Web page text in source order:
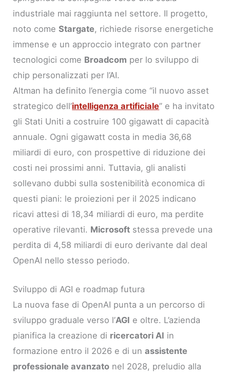
industriale mai raggiunta nel settore. Il progetto,
noto comeStargate, richiede risorse energetiche
immense e un approccio integrato con partner
tecnologici come Broadcom per lo sviluppo di
chip personalizzati per l’AI.
Altman ha definito l’energia come “il nuovo asset
strategico dell’intelligenza artificiale” e ha invitato
gli Stati Uniti a costruire 100 gigawatt di capacità
annuale. Ogni gigawatt costa in media 36,68
miliardi di euro, con prospettive di riduzione dei
costi nei prossimi anni. Tuttavia, gli analisti
sollevano dubbi sulla sostenibilità economica di
questi piani: le proiezioni per il 2025 indicano
ricavi attesi di 18,34 miliardi di euro, ma perdite
operative rilevanti. Microsoft stessa prevede una
perdita di 4,58 miliardi di euro derivante dal deal
OpenAI nello stesso periodo.
Sviluppo di AGI e roadmap futura
La nuova fase di OpenAI punta a un percorso di
sviluppo graduale verso l’AGI e oltre. L’azienda
pianifica la creazione di ricercatori AI in
formazione entro il 2026 e di unassistente
professionale avanzato nel 2028, preludio alla